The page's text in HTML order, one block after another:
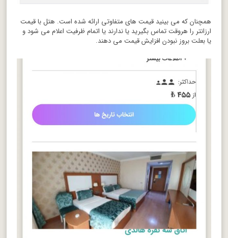
همچنان که می بینید قیمت های متفاوتی ارائه شده است. هتل با قیمت
ارزانتر را هروقت تماس بگیرید یا ندارند یا اتمام ظرفیت اعلام می شود و
یا بعلت بروز نبودن افزایش قیمت می دهند.